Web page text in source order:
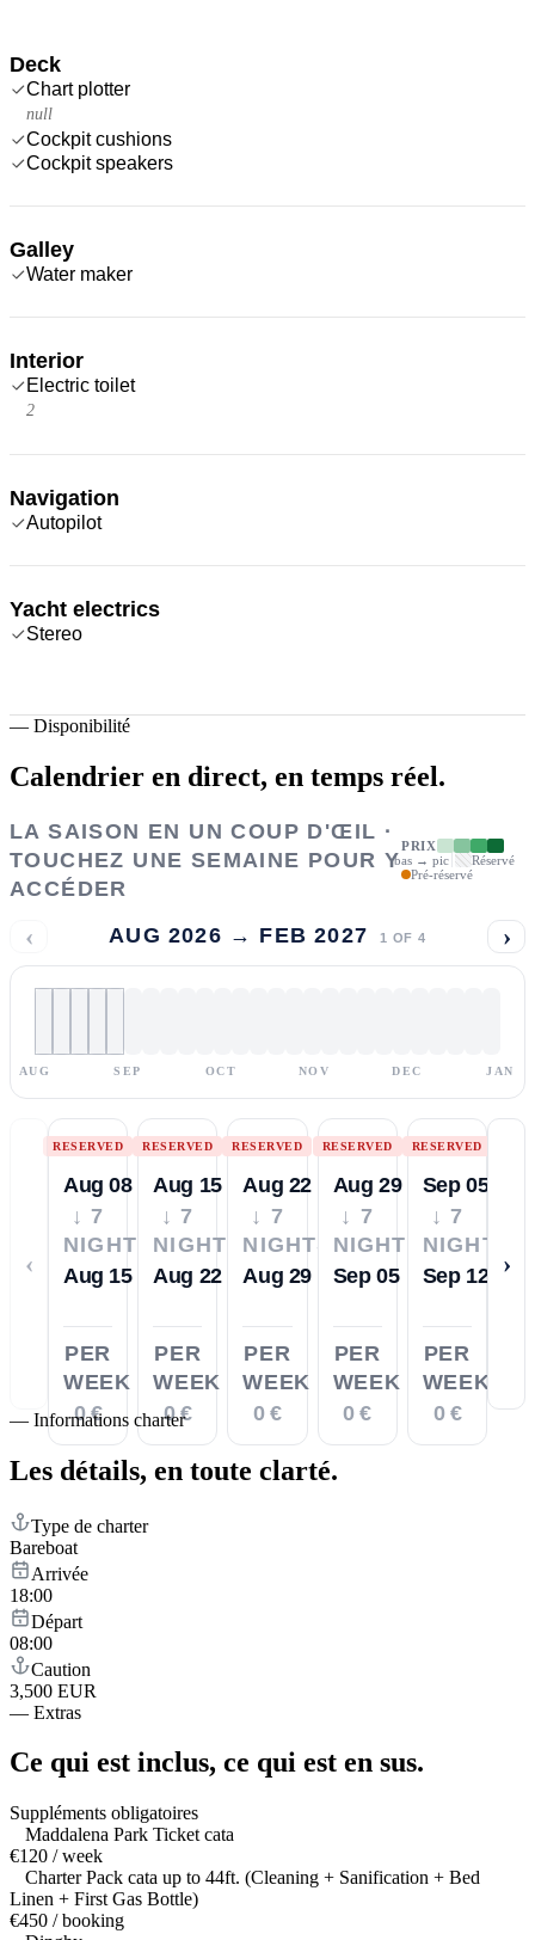
Deck
Chart plotter
null
Cockpit cushions
Cockpit speakers
Galley
Water maker
Interior
Electric toilet
2
Navigation
Autopilot
Yacht electrics
Stereo
— Disponibilité
Calendrier en direct, en temps réel.
LA SAISON EN UN COUP D'ŒIL ·
TOUCHEZ UNE SEMAINE POUR Y
ACCÉDER
PRIX
bas → pic
Réservé
Pré-réservé
‹ AUG 2026 → FEB 2027 1 OF 4 ›
AUG SEP OCT NOV DEC JAN
‹
RESERVED
Aug 08
↓ 7
NIGHTS
Aug 15
PER
WEEK
0 €
RESERVED
Aug 15
↓ 7
NIGHTS
Aug 22
PER
WEEK
0 €
RESERVED
Aug 22
↓ 7
NIGHTS
Aug 29
PER
WEEK
0 €
RESERVED
Aug 29
↓ 7
NIGHTS
Sep 05
PER
WEEK
0 €
RESERVED
Sep 05
↓ 7
NIGHTS
Sep 12
PER
WEEK
0 €
›
— Informations charter
Les détails, en toute clarté.
Type de charter
Bareboat
Arrivée
18:00
Départ
08:00
Caution
3,500 EUR
— Extras
Ce qui est inclus, ce qui est en sus.
Suppléments obligatoires
Maddalena Park Ticket cata
€120 / week
Charter Pack cata up to 44ft. (Cleaning + Sanification + Bed
Linen + First Gas Bottle)
€450 / booking